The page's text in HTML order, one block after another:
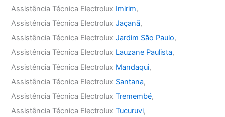
Assistência Técnica Electrolux Imirim,
Assistência Técnica ElectroluxJaçanã,
Assistência Técnica ElectroluxJardim São Paulo,
Assistência Técnica Electrolux Lauzane Paulista,
Assistência Técnica Electrolux Mandaqui,
Assistência Técnica Electrolux Santana,
Assistência Técnica ElectroluxTremembé,
Assistência Técnica ElectroluxTucuruvi,